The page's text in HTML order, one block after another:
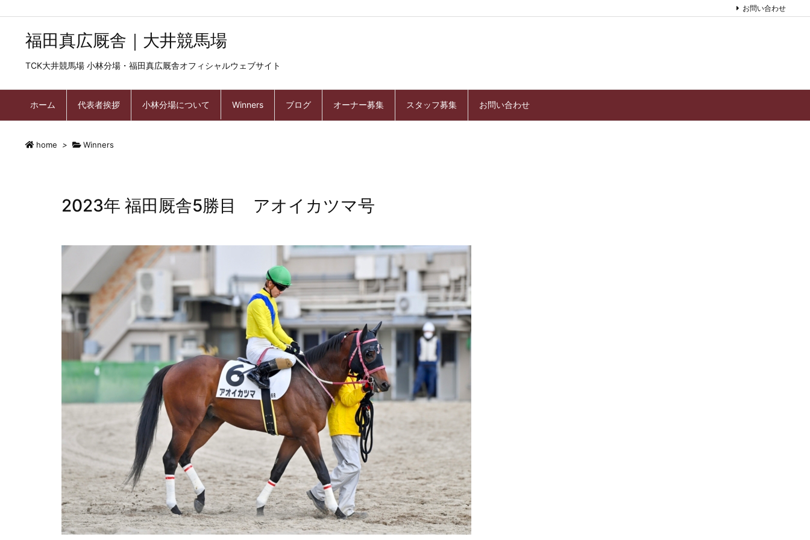
福田真広厩舎｜大井競馬場
TCK大井競馬場 小林分場・福田真広厩舎オフィシャルウェブサイト
ホーム 代表者挨拶 小林分場について Winners ブログ オーナー募集 スタッフ募集 お問い合わせ
お問い合わせ
home > Winners
2023年 福田厩舎5勝目 アオイカツマ号